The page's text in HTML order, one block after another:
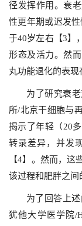
径发挥作用。衰
性更年期或迟发
于40岁左右【3】
形态及活力。然
丸功能退化的表现
为了研究衰
所/北京干细胞与
揭示了年轻（20
转录差异，并发
【4】。然而，
该过程和肥胖之间
为了回答上述
犹他大学医学院/